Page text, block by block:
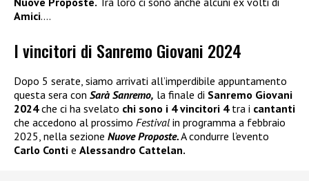
Amici….
I vincitori di Sanremo Giovani 2024
Dopo 5 serate, siamo arrivati all’imperdibile appuntamento
questa sera con Sarà Sanremo, la finale di Sanremo Giovani
2024che ci ha svelato chi sono i 4 vincitori 4 tra i cantanti
che accedono al prossimo Festival in programma a febbraio
2025, nella sezione Nuove Proposte.A condurre l’evento
Carlo Conti e Alessandro Cattelan.